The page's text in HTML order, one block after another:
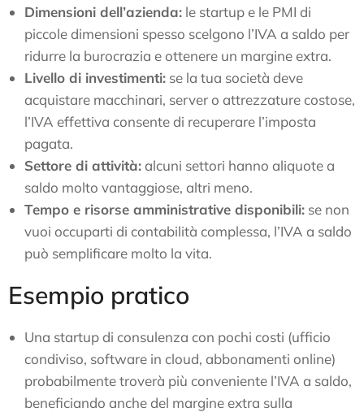
Dimensioni dell’azienda: le startup e le PMI di
piccole dimensioni spesso scelgono l’IVA a saldo per
ridurre la burocrazia e ottenere un margine extra.
Livello di investimenti: se la tua società deve
acquistare macchinari, server o attrezzature costose,
l’IVA effettiva consente di recuperare l’imposta
pagata.
Settore di attività:alcuni settori hanno aliquote a
saldo molto vantaggiose, altri meno.
Tempo e risorse amministrative disponibili: se non
vuoi occuparti di contabilità complessa, l’IVA a saldo
può semplificare molto la vita.
Esempio pratico
Una startup di consulenza con pochi costi (ufficio
condiviso, software in cloud, abbonamenti online)
probabilmente troverà più conveniente l’IVA a saldo,
beneficiando anche del margine extra sulla